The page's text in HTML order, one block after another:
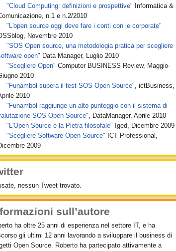
"Cloud Computing: definizioni e prospettive" Informatica &
n.1 e n.2/2010
"L'open source oggi deve fare i conti con le corporate"
Novembre 2010
"SOS Open source, una metodologia pratica per scegliere
open" Data Manager, Luglio 2010
"Scegliere Open" Computer BUSINESS Review, Maggio-
2010
"Funambol supera il test SOS Open Source", ictBusiness,
2010
"Funambol raggiunge un alto punteggio con il sistema di
SOS Open Source", DataManager, Aprile 2010
"L'Open Source e la Pietra filosofale" Iged, Dicembre 2009
"Scegliere Software Open Source" ICT Professional,
2009
nessun Tweet trovato.
sull’autore
ha oltre 25 anni di esperienza nel settore IT, e ha
gli ultimi 12 anni lavorando a sviluppare il business di
Open Source. Roberto ha partecipato attivamente a